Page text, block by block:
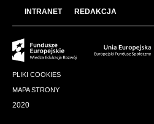
INTRANET
REDAKCJA
PLIKI COOKIES
MAPA STRONY
2020